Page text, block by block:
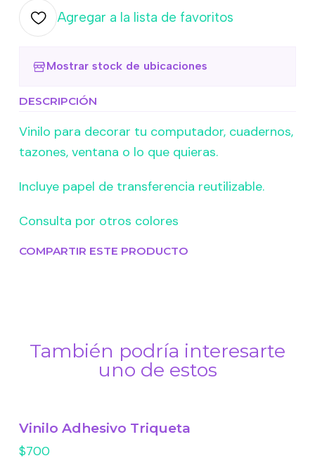
Agregar a la lista de favoritos
Mostrar stock de ubicaciones
DESCRIPCIÓN
Vinilo para decorar tu computador, cuadernos,
tazones, ventana o lo que quieras.
Incluye papel de transferencia reutilizable.
Consulta por otros colores
COMPARTIR ESTE PRODUCTO
También podría interesarte
uno de estos
Vinilo Adhesivo Triqueta
$700